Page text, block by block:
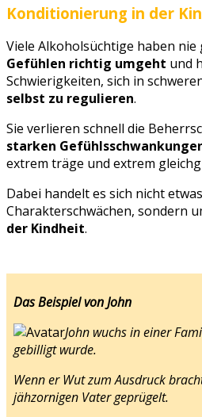
Konditionierung in der
Viele Alkoholsüchtige haben nie
Gefühlen richtig umgeht und
Schwierigkeiten, sich in
selbst zu regulieren.
Sie verlieren schnell die
starken
extrem träge und extrem
Dabei handelt es sich nicht
Charakterschwächen, sondern
der Kindheit.
Das Beispiel von John
John wuchs in einer
gebilligt wurde.
Wenn er Wut zum Ausdruck
jähzornigen Vater geprügelt.